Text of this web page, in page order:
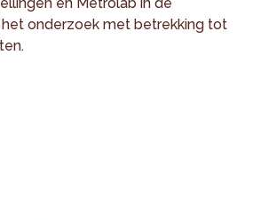
onderzoek met betrekking tot